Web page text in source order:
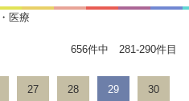
医療
656件中 281-290件目
27 28 29 30